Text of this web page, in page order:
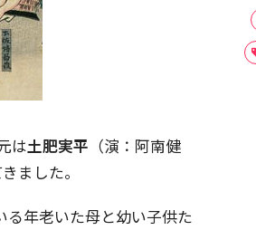
は土肥実平 （演：阿南健
ました。
る年老いた母と幼い子供た